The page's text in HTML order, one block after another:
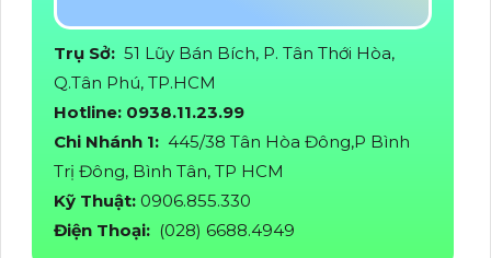
Trụ Sở: 51 Lũy Bán Bích, P. Tân Thới Hòa,
Q.Tân Phú, TP.HCM
Hotline: 0938.11.23.99
Chi Nhánh 1: 445/38 Tân Hòa Đông,P Bình
Trị Đông, Bình Tân, TP HCM
Kỹ Thuật: 0906.855.330
Điện Thoại: (028) 6688.4949